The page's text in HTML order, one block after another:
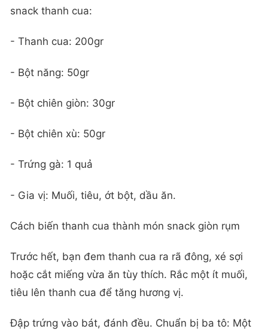
snack thanh cua:
- Thanh cua: 200gr
- Bột năng: 50gr
- Bột chiên giòn: 30gr
- Bột chiên xù: 50gr
- Trứng gà: 1 quả
- Gia vị: Muối, tiêu, ớt bột, dầu ăn.
Cách biến thanh cua thành món snack giòn rụm
Trước hết, bạn đem thanh cua ra rã đông, xé sợi
hoặc cắt miếng vừa ăn tùy thích. Rắc một ít muối,
tiêu lên thanh cua để tăng hương vị.
Đập trứng vào bát, đánh đều. Chuẩn bị ba tô: Một